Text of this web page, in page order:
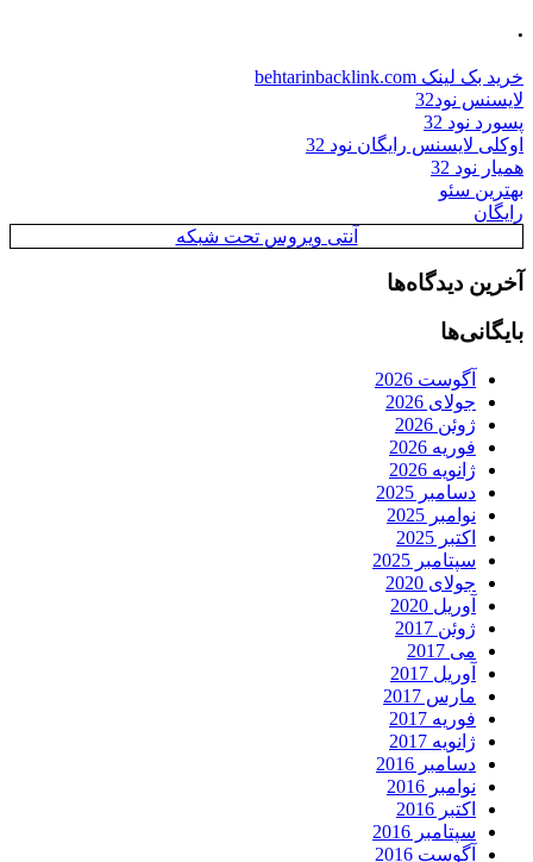
.
خرید بک لینک behtarinbacklink.com
لایسنس نود32
پسورد نود 32
اوکلی لایسنس رایگان نود 32
همیار نود 32
بهترین سئو
رایگان
آنتی ویروس تحت شبکه
آخرین دیدگاه‌ها
بایگانی‌ها
آگوست 2026
جولای 2026
ژوئن 2026
فوریه 2026
ژانویه 2026
دسامبر 2025
نوامبر 2025
اکتبر 2025
سپتامبر 2025
جولای 2020
آوریل 2020
ژوئن 2017
می 2017
آوریل 2017
مارس 2017
فوریه 2017
ژانویه 2017
دسامبر 2016
نوامبر 2016
اکتبر 2016
سپتامبر 2016
آگوست 2016